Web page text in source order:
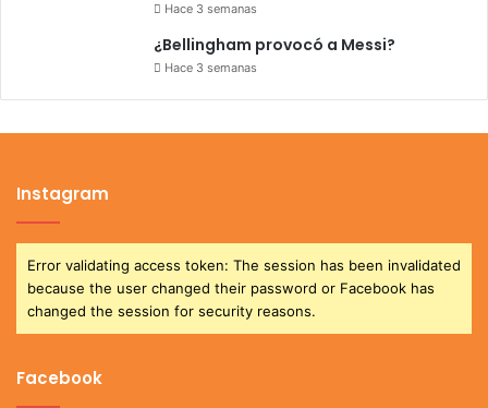
Hace 3 semanas
¿Bellingham provocó a Messi?
Hace 3 semanas
Instagram
Error validating access token: The session has been invalidated
because the user changed their password or Facebook has
changed the session for security reasons.
Facebook